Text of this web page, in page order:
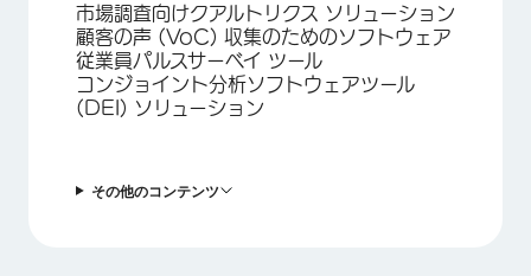
市場調査向けクアルトリクス ソリューション
顧客の声 (VoC) 収集のためのソフトウェア
従業員パルスサーベイ ツール
コンジョイント分析ソフトウェアツール
(DEI) ソリューション
その他のコンテンツ